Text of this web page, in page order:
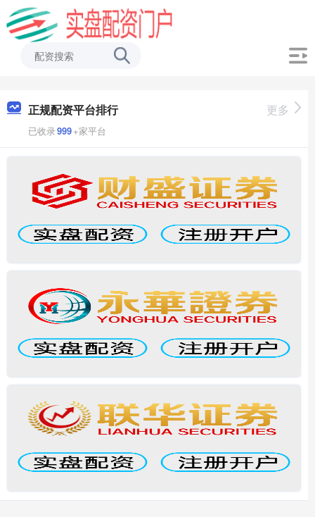
正规配资平台排行
已收录999+家平台
更多